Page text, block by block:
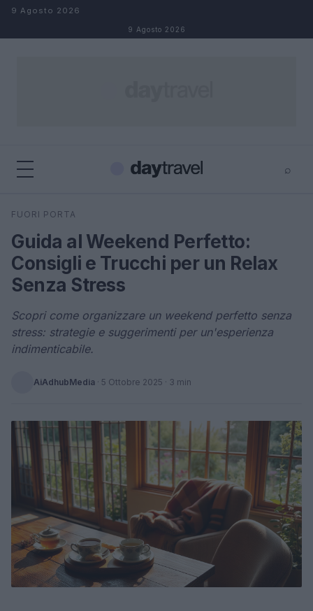
Salta al contenuto
9 Agosto 2026
9 Agosto 2026
⌕
Cerca
FUORI PORTA
Guida al Weekend Perfetto:
Consigli e Trucchi per un Relax
Senza Stress
Scopri come organizzare un weekend perfetto senza
stress: strategie e suggerimenti per un'esperienza
indimenticabile.
AiAdhubMedia · 5 Ottobre 2025 · 3 min